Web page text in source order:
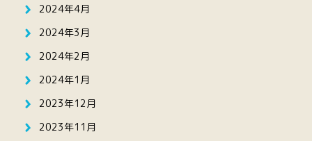
2024年4月
2024年3月
2024年2月
2024年1月
2023年12月
2023年11月